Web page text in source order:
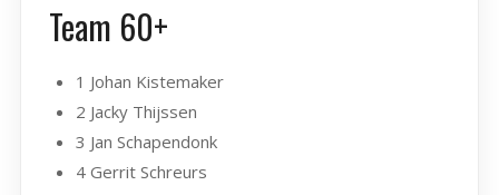
Team 60+
1 Johan Kistemaker
2 Jacky Thijssen
3 Jan Schapendonk
4 Gerrit Schreurs